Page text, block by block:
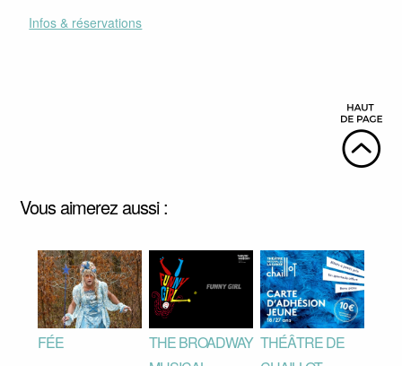
Infos & réservations
Vous aimerez aussi :
FÉE
THE BROADWAY THÉÂTRE DE